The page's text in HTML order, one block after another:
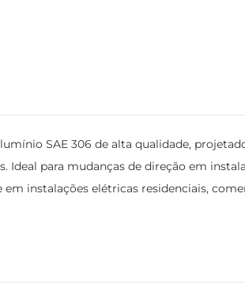
SAE 306 de alta qualidade,
para mudanças de direção em
instalações elétricas residenciais,